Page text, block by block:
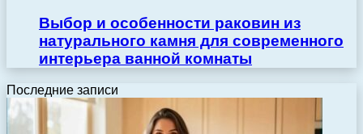
Выбор и особенности раковин из
натурального камня для современного
интерьера ванной комнаты
Последние записи